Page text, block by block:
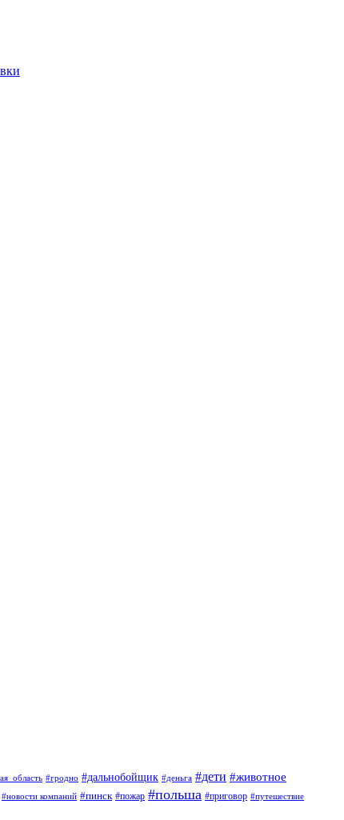
#гродно #дальнобойщик #деньга #дети #животное
#новости компаний #пинск #пожар #польша #приговор #путешествие